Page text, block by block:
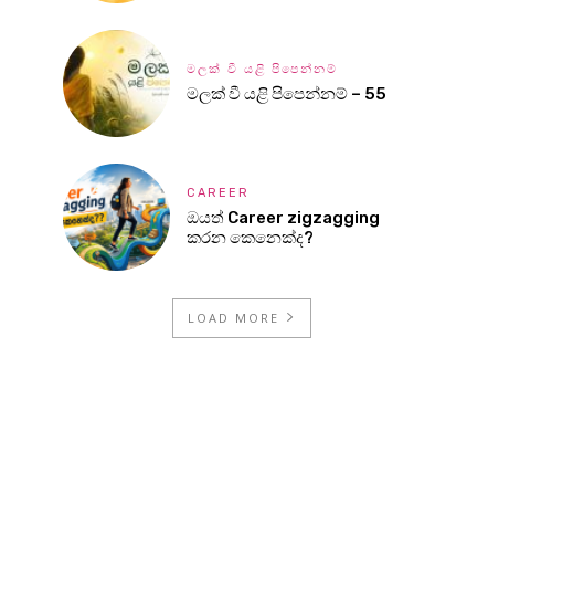
මලක් වී යළි පිපෙන්නම්
මලක් වී යළි පිපෙන්නම් – 55
CAREER
ඔයත් Career zigzagging
කරන කෙනෙක්ද?
LOAD MORE